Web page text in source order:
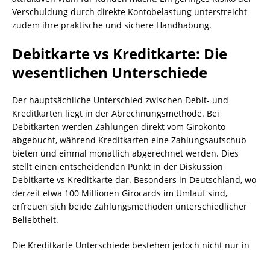
Verschuldung durch direkte Kontobelastung unterstreicht
zudem ihre praktische und sichere Handhabung.
Debitkarte vs Kreditkarte: Die
wesentlichen Unterschiede
Der hauptsächliche Unterschied zwischen Debit- und
Kreditkarten liegt in der Abrechnungsmethode. Bei
Debitkarten werden Zahlungen direkt vom Girokonto
abgebucht, während Kreditkarten eine Zahlungsaufschub
bieten und einmal monatlich abgerechnet werden. Dies
stellt einen entscheidenden Punkt in der Diskussion
Debitkarte vs Kreditkarte dar. Besonders in Deutschland, wo
derzeit etwa 100 Millionen Girocards im Umlauf sind,
erfreuen sich beide Zahlungsmethoden unterschiedlicher
Beliebtheit.
Die Kreditkarte Unterschiede bestehen jedoch nicht nur in